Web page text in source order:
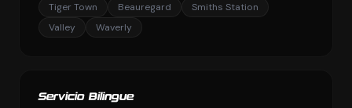
Tiger Town
Beauregard
Smiths Station
Valley
Waverly
Servicio Bilingue